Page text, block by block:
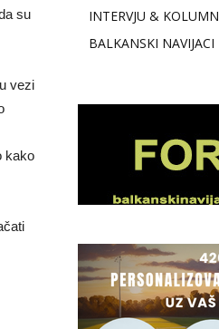
su
vezi
kako
INTERVJU &
BALKANSKI NAVIJACI